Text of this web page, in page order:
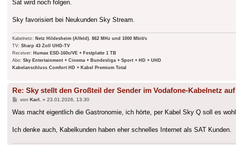
Sat wird noch folgen.
Sky favorisiert bei Neukunden Sky Stream.
Kabelnetz: Netz Hildesheim (Alfeld). 862 MHz und 1000 Mbit/s
TV: Sharp 43 Zoll UHD-TV
Receiver: Humax ESD-160c/VE + Festplatte 1 TB
Abo: Sky Entertainment + Cinema + Bundesliga + Sport + HD + UHD
Kabelanschluss Comfort HD + Kabel Premium Total
Re: Sky stellt den Großteil der Sender im Vodafone-Kabelnetz
Beitrag
von Karl. » 23.01.2026, 13:30
Was macht eigentlich die Gastronomie, ich hörte, per Kabel Sky Q soll es
Ich denke auch, Kabelkunden haben eher schnelles Internet als SAT Kunden.